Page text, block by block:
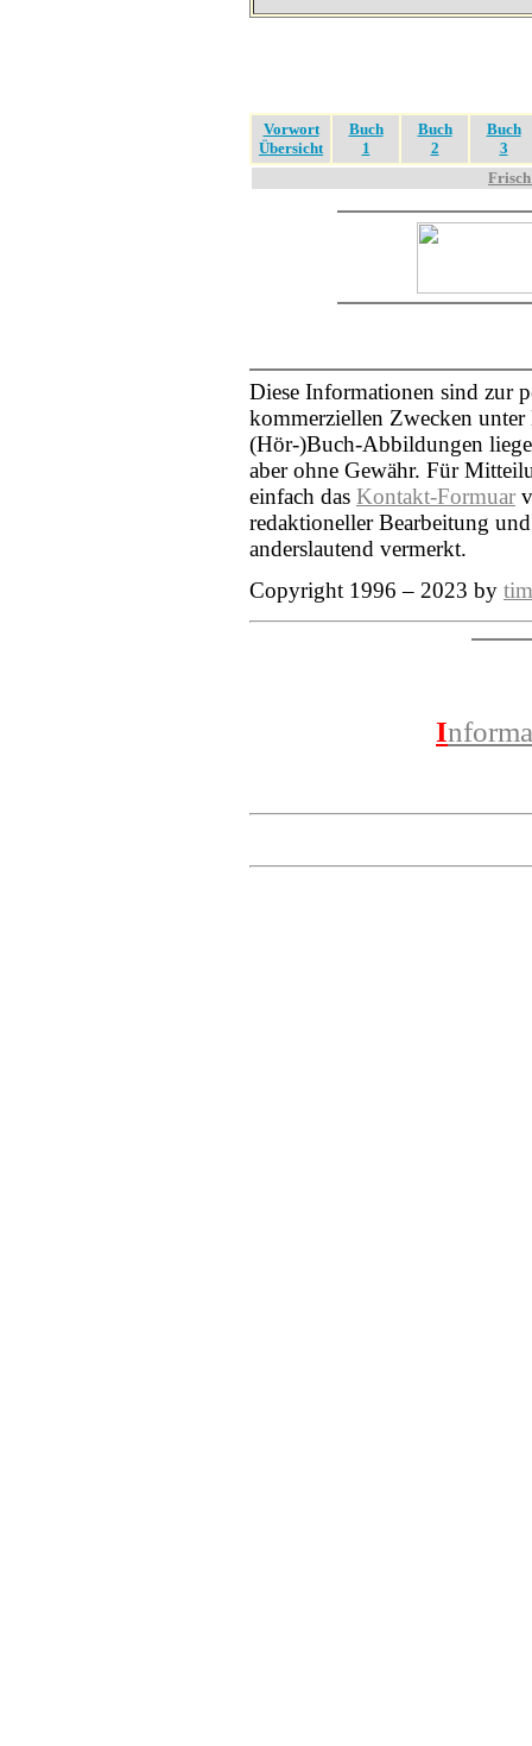
Vorwort
Übersicht
Buch
1
Buch
2
Buch
3
Diese Informationen sind zur
kommerziellen Zwecken
(Hör-)Buch-Abbildungen
aber ohne Gewähr. Für
einfach das Kontakt-Formuar
redaktioneller Bearbeitung
anderslautend vermerkt.
Copyright 1996 – 2023 by
I